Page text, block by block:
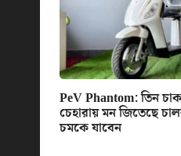
PeV Phantom: তিন
চেহারায় মন জিতেছে
চমকে যাবেন